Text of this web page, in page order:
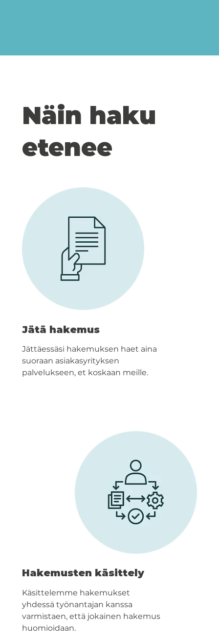
Näin haku
etenee
Jätä hakemus
Jättäessäsi hakemuksen haet aina
suoraan asiakasyrityksen
palvelukseen, et koskaan meille.
Hakemusten käsittely
Käsittelemme hakemukset
yhdessä työnantajan kanssa
varmistaen, että jokainen hakemus
huomioidaan.